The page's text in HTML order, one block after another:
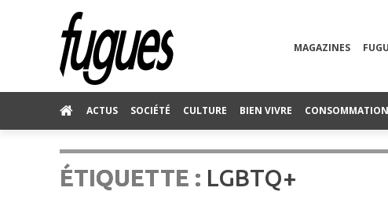
MAGAZINES
ACTUS SOCIÉTÉ CULTURE BIEN VIVRE CONSOMMATION
ÉTIQUETTE : LGBTQ+